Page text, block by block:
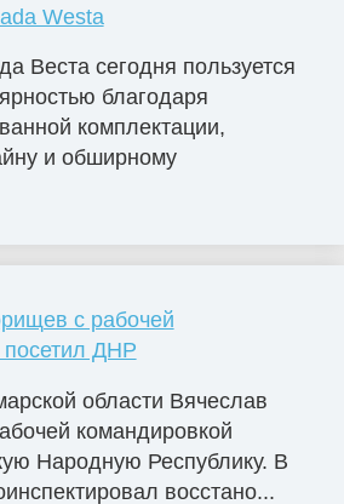
Westa
Веста сегодня пользуется
благодаря
комплектации,
и обширному
с рабочей
посетил ДНР
области Вячеслав
командировкой
Народную Республику. В
восстано...